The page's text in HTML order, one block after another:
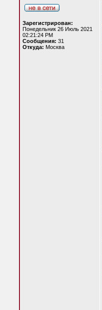
Зарегистрирован:
Понедельник 26 Июль 2021
02:21:24 PM
Сообщения: 31
Откуда: Москва